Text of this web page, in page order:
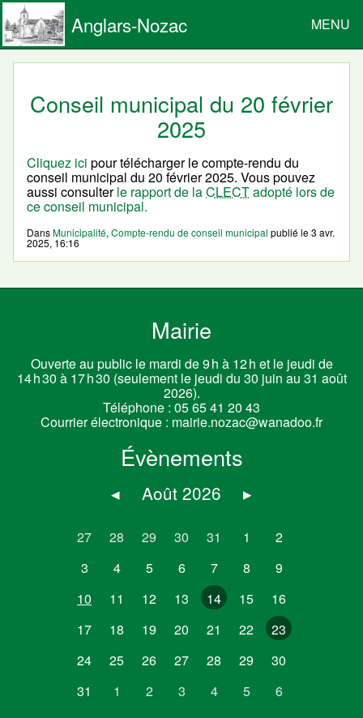
Anglars-Nozac MENU
Conseil municipal du 20 février
2025
Cliquez ici pour télécharger le compte-rendu du
conseil municipal du 20 février 2025. Vous pouvez
aussi consulterle rapport de laCLECTadopté lors de
ce conseil municipal.
DansMunicipalité,Compte-rendu de conseil municipal publié le3 avr.
2025, 16:16
Mairie
Ouverte au public le mardi de 9 h à 12 h et le jeudi de
14 h 30 à 17 h 30 (seulement le jeudi du 30 juin au 31 août
2026).
Téléphone : 05 65 41 20 43
Courrier électronique : mairie.nozac@wanadoo.fr
Évènements
◂ Août 2026 ▸
27 28 29 30 31 1
2
3
4 5 6 7 8
9
10
11 12 13 14 15
16
17
18 19 20 21 22
23
24
25 26 27 28 29
30
31
1 2 3 4 5 6